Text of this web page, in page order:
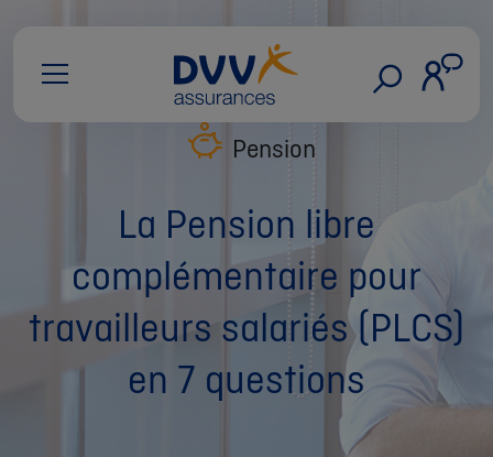
Pension
La Pension libre
complémentaire pour
travailleurs salariés (PLCS)
en 7 questions